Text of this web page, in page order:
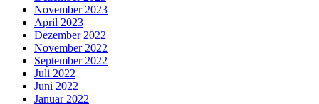
November 2023
April 2023
Dezember 2022
November 2022
September 2022
Juli 2022
Juni 2022
Januar 2022